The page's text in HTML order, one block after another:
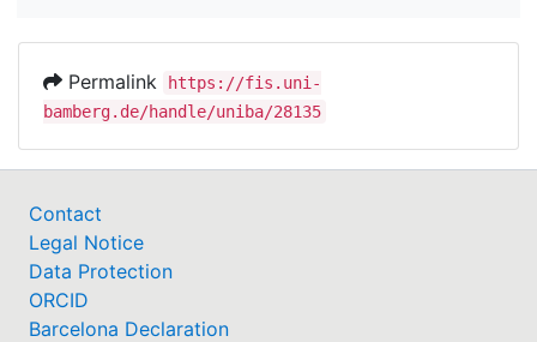
Permalink
https://fis.uni-
bamberg.de/handle/uniba/28135
Contact
Legal Notice
Data Protection
ORCID
Barcelona Declaration